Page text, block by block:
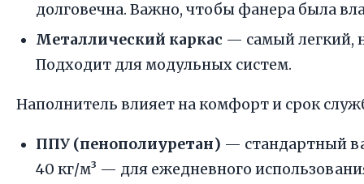
долговечна. Важно, чтобы фанера была
Металлический каркас — самый легкий,
Подходит для модульных систем.
Наполнитель влияет на комфорт и срок
ППУ (пенополиуретан) — стандартный
40 кг/м³ — для ежедневного